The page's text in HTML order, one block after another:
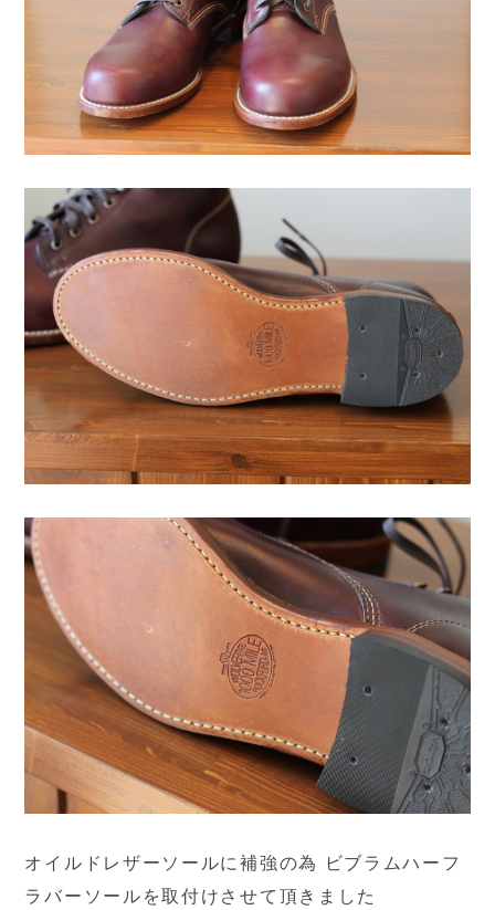
オイルドレザーソールに補強の為 ビブラムハーフ
ラバーソールを取付けさせて頂きました